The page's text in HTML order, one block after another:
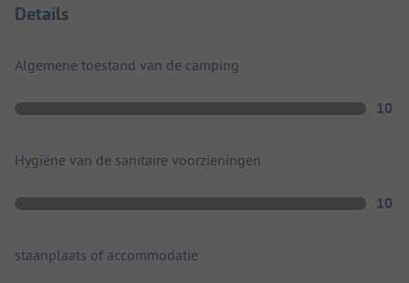
Details
Algemene toestand van de camping
10
Hygiëne van de sanitaire voorzieningen
10
staanplaats of accommodatie